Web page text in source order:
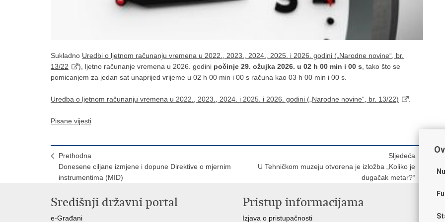
Sukladno Uredbi o ljetnom računanju vremena u 2022., 2023., 2024., 2025. i 2026. godini („Narodne novine“, br.
13/22
), ljetno računanje vremena u 2026. godini počinje 29. ožujka 2026. u 02 h 00 min i 00 s, tako što se
pomicanjem za jedan sat unaprijed vrijeme u 02 h 00 min i 00 s računa kao 03 h 00 min i 00 s.
Uredba o ljetnom računanju vremena u 2022., 2023., 2024. i 2025. i 2026. godini („Narodne novine“, br. 13/22) .
Pisane vijesti
Prethodna
Donesene ciljane izmjene i dopune Direktive o mjernim
instrumentima (MID)
Sljedeća
U Tehničkom muzeju otvorena je izložba „Koliko je
dugačak metar?“
Središnji državni portal
e-Građani
Pristup informacijama
Izjava o pristupačnosti